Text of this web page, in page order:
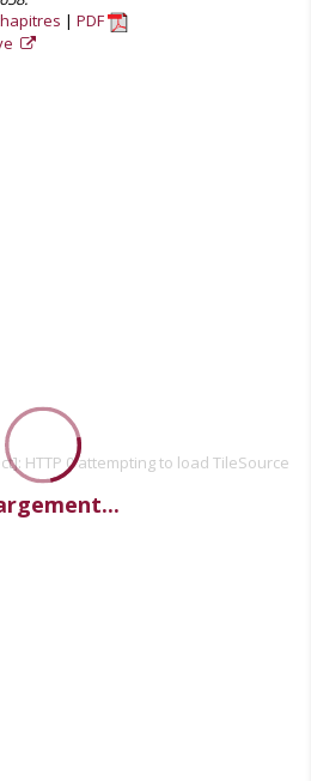
PDF
HTTP 0 attempting to load TileSource